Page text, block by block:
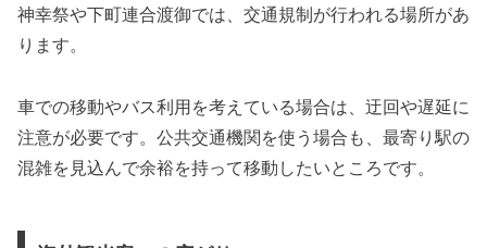
神幸祭や下町連合渡御では、交通規制が行われる場所があ
ります。
車での移動やバス利用を考えている場合は、迂回や遅延に
注意が必要です。公共交通機関を使う場合も、最寄り駅の
混雑を見込んで余裕を持って移動したいところです。